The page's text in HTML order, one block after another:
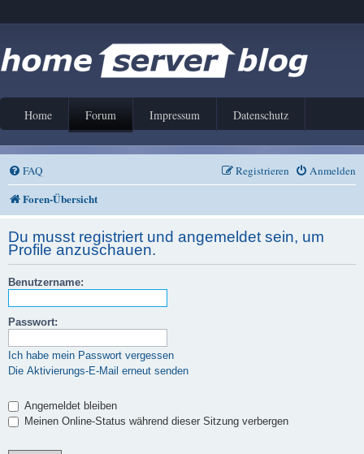
Home Forum Impressum Datenschutz
FAQ Anmelden
Registrieren
Foren-Übersicht
Du musst registriert und angemeldet sein, um
Profile anzuschauen.
Benutzername:
Passwort:
Ich habe mein Passwort vergessen
Die Aktivierungs-E-Mail erneut senden
Angemeldet bleiben
Meinen Online-Status während dieser Sitzung verbergen